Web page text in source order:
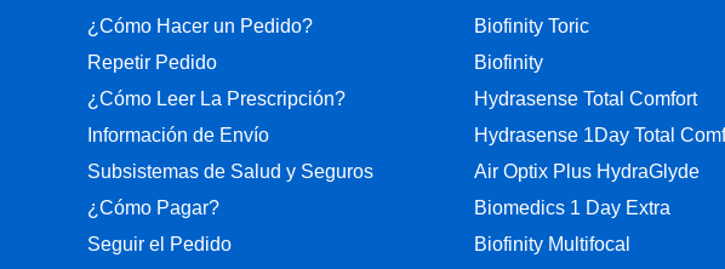
¿Cómo Hacer un Pedido?
Repetir Pedido
¿Cómo Leer La Prescripción?
Información de Envío
Subsistemas de Salud y Seguros
¿Cómo Pagar?
Seguir el Pedido
Biofinity Toric
Biofinity
Hydrasense Total Comfort
Hydrasense 1Day Total
Air Optix Plus HydraGlyde
Biomedics 1 Day Extra
Biofinity Multifocal